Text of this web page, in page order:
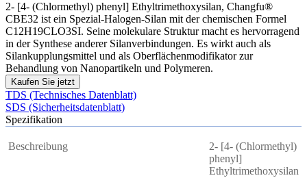
2- [4- (Chlormethyl) phenyl] Ethyltrimethoxysilan, Changfu®
CBE32 ist ein Spezial-Halogen-Silan mit der chemischen Formel
C12H19CLO3SI. Seine molekulare Struktur macht es hervorragend
in der Synthese anderer Silanverbindungen. Es wirkt auch als
Silankupplungsmittel und als Oberflächenmodifikator zur
Behandlung von Nanopartikeln und Polymeren.
Kaufen Sie jetzt
TDS (Technisches Datenblatt)
SDS (Sicherheitsdatenblatt)
Spezifikation
Beschreibung
2- [4- (Chlormethyl)
phenyl]
Ethyltrimethoxysilan